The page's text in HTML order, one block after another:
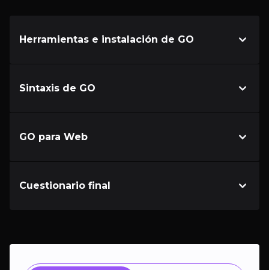
Herramientas e instalación de GO
Sintaxis de GO
GO para Web
Cuestionario final